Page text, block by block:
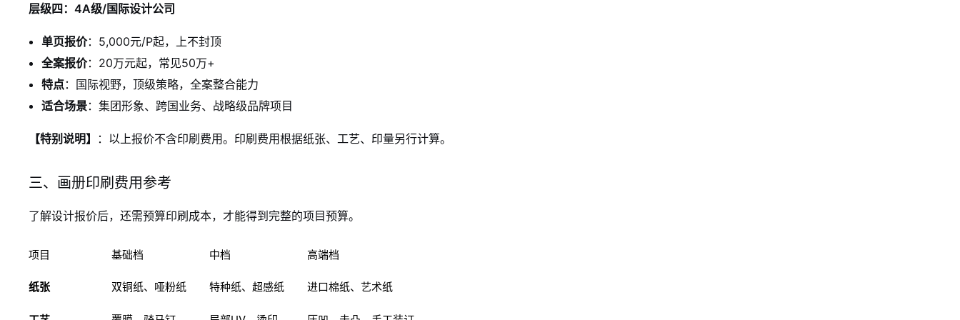
层级四：4A级/国际设计公司
单页报价：5,000元/P起，上不封顶
全案报价：20万元起，常见50万+
特点：国际视野，顶级策略，全案整合能力
适合场景：集团形象、跨国业务、战略级品牌项目
【特别说明】 ：以上报价不含印刷费用。印刷费用根据纸张、工艺、印量另行计算。
三、画册印刷费用参考
了解设计报价后，还需预算印刷成本，才能得到完整的项目预算。
项目 基础档 中档 高端档
纸张 双铜纸、哑粉纸 特种纸、超感纸 进口棉纸、艺术纸